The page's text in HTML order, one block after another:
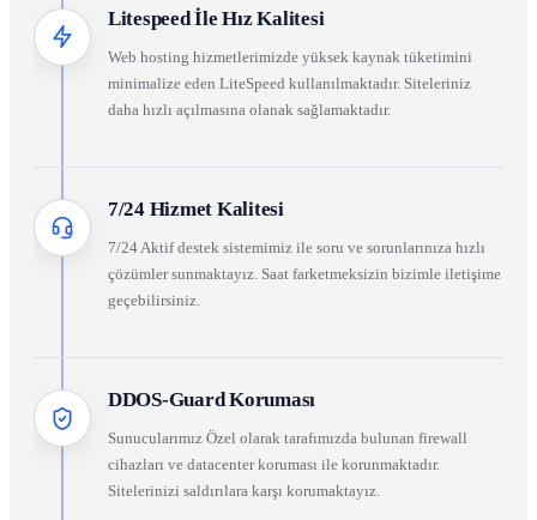
Litespeed İle Hız Kalitesi
Web hosting hizmetlerimizde yüksek kaynak tüketimini
minimalize eden LiteSpeed kullanılmaktadır. Siteleriniz
daha hızlı açılmasına olanak sağlamaktadır.
7/24 Hizmet Kalitesi
7/24 Aktif destek sistemimiz ile soru ve sorunlarınıza hızlı
çözümler sunmaktayız. Saat farketmeksizin bizimle iletişime
geçebilirsiniz.
DDOS-Guard Koruması
Sunucularımız Özel olarak tarafımızda bulunan firewall
cihazları ve datacenter koruması ile korunmaktadır.
Sitelerinizi saldırılara karşı korumaktayız.